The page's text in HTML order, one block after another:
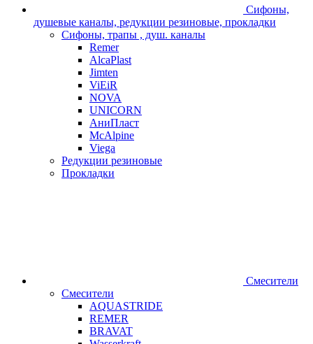
Сифоны,
душевые каналы, редукции резиновые, прокладки
Сифоны, трапы , душ. каналы
Remer
AlcaPlast
Jimten
ViEiR
NOVA
UNICORN
АниПласт
McAlpine
Viega
Редукции резиновые
Прокладки
Смесители
Смесители
AQUASTRIDE
REMER
BRAVAT